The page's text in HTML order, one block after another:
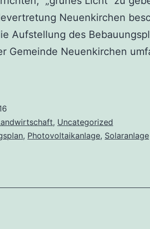
Neuenkirchen
Aufstellung des
Gemeinde Neuenkirchen
, Uncategorized
, Photovoltaikanlage, Solaranlage